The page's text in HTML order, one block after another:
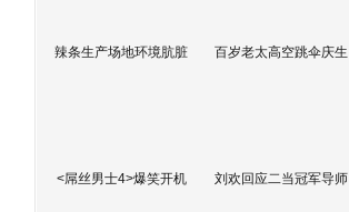
辣条生产场地环境肮脏 百岁老太高空跳伞庆生
<屌丝男士4>爆笑开机 刘欢回应二当冠军导师